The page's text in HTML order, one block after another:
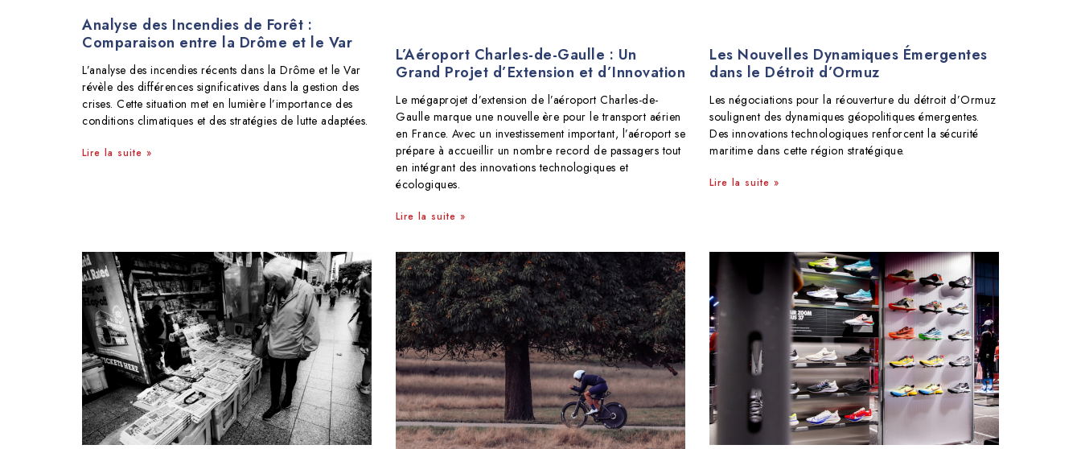
Analyse des Incendies de Forêt :
Comparaison entre la Drôme et le Var
L’analyse des incendies récents dans la Drôme et le Var
révèle des différences significatives dans la gestion des
crises. Cette situation met en lumière l’importance des
conditions climatiques et des stratégies de lutte adaptées.
Lire la suite »
L’Aéroport Charles-de-Gaulle : Un
Grand Projet d’Extension et d’Innovation
Le mégaprojet d’extension de l’aéroport Charles-de-
Gaulle marque une nouvelle ère pour le transport aérien
en France. Avec un investissement important, l’aéroport se
prépare à accueillir un nombre record de passagers tout
en intégrant des innovations technologiques et
écologiques.
Lire la suite »
Les Nouvelles Dynamiques Émergentes
dans le Détroit d’Ormuz
Les négociations pour la réouverture du détroit d’Ormuz
soulignent des dynamiques géopolitiques émergentes.
Des innovations technologiques renforcent la sécurité
maritime dans cette région stratégique.
Lire la suite »